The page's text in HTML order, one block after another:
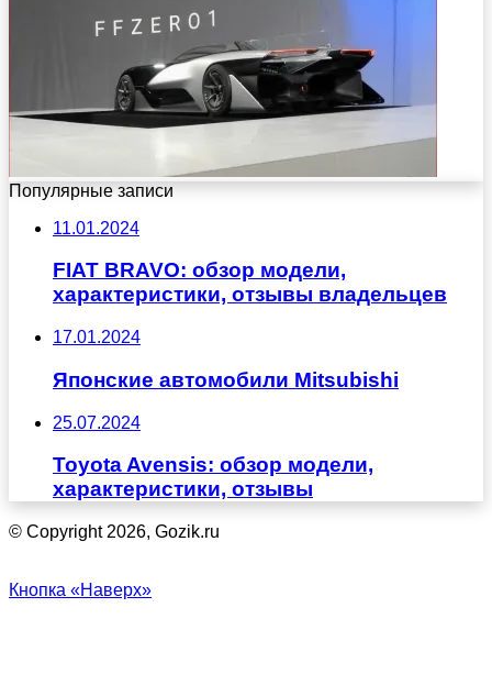
Популярные записи
11.01.2024
FIAT BRAVO: обзор модели,
характеристики, отзывы владельцев
17.01.2024
Японские автомобили Mitsubishi
25.07.2024
Toyota Avensis: обзор модели,
характеристики, отзывы
© Copyright 2026, Gozik.ru
Кнопка «Наверх»